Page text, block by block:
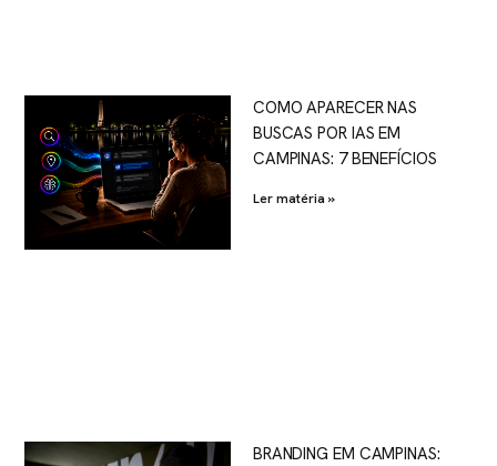
COMO APARECER NAS
BUSCAS POR IAS EM
CAMPINAS: 7 BENEFÍCIOS
Ler matéria »
BRANDING EM CAMPINAS: